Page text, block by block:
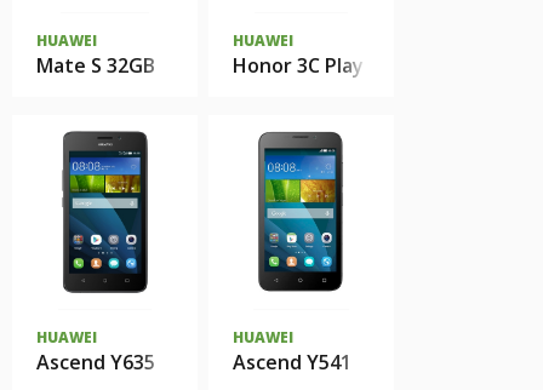
HUAWEI
Mate S 32GB
HUAWEI
Honor 3C Play
HUAWEI
Ascend Y635
HUAWEI
Ascend Y541